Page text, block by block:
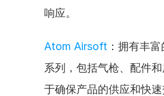
响应。
Atom Airsoft ：拥有丰
系列，包括气枪、配件
于确保产品的供应和快